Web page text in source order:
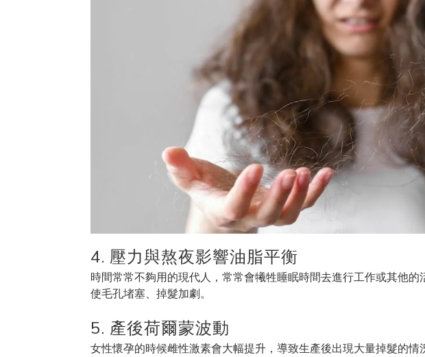
4. 壓力與熬夜影響油脂平衡
時間常常不夠用的現代人，常常會犧牲睡眠時間去進行工作或其他
使毛孔堵塞、掉髮加劇。
5. 產後荷爾蒙波動
女性懷孕的時候雌性激素會大幅提升，導致生產後出現大量掉髮的